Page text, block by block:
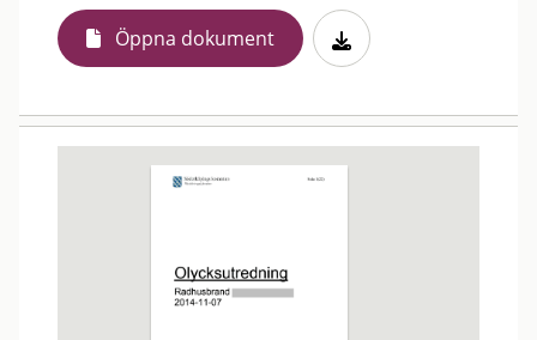
Öppna dokument